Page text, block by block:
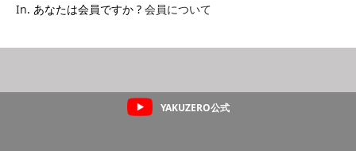
In. あなたは会員ですか ? 会員について
YAKUZERO公式